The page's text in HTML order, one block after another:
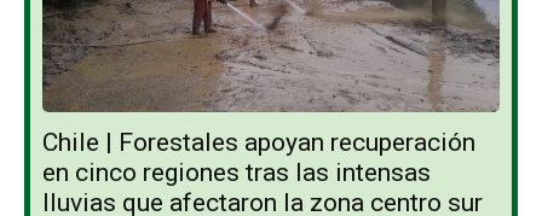
Chile | Forestales apoyan recuperación
en cinco regiones tras las intensas
lluvias que afectaron la zona centro sur